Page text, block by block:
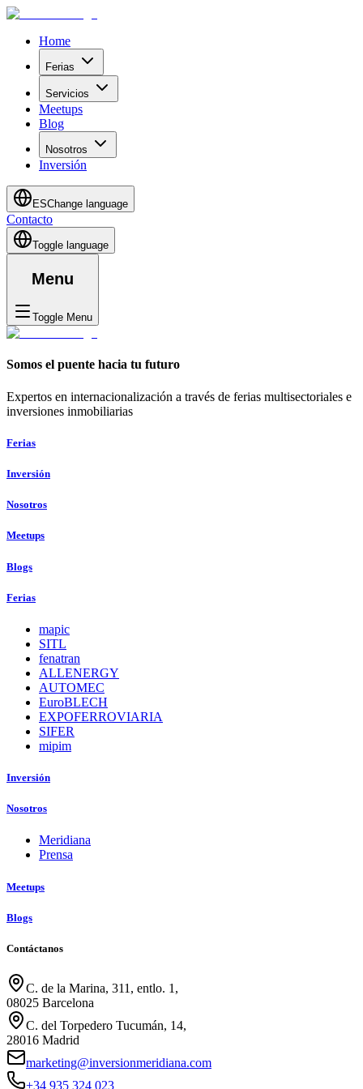
Home
Ferias
Servicios
Meetups
Blog
Nosotros
Inversión
ESChange language
Contacto
Toggle language
Menu
Toggle Menu
Somos el puente hacia tu futuro
Expertos en internacionalización a través de ferias multisectoriales e
inversiones inmobiliarias
Ferias
Inversión
Nosotros
Meetups
Blogs
Ferias
mapic
SITL
fenatran
ALLENERGY
AUTOMEC
EuroBLECH
EXPOFERROVIARIA
SIFER
mipim
Inversión
Nosotros
Meridiana
Prensa
Meetups
Blogs
Contáctanos
C. de la Marina, 311, entlo. 1,
08025 Barcelona
C. del Torpedero Tucumán, 14,
28016 Madrid
marketing@inversionmeridiana.com
+34 935 324 023